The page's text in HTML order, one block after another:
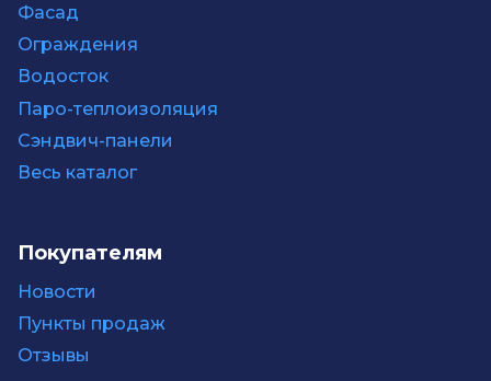
Фасад
Ограждения
Водосток
Паро-теплоизоляция
Сэндвич-панели
Весь каталог
Покупателям
Новости
Пункты продаж
Отзывы